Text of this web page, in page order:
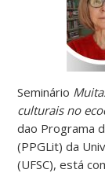
Seminário
culturais no
dao Programa
(PPGLit) da
(UFSC), está